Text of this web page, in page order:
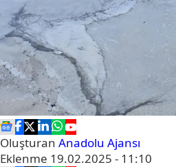
Oluşturan Anadolu Ajansı
Eklenme 19.02.2025 - 11:10